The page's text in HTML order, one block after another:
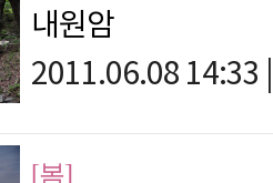
내원암
2011.06.08 14:33
[봄]